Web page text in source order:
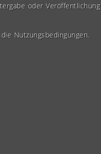
oder Veröffentlichung
Nutzungsbedingungen.